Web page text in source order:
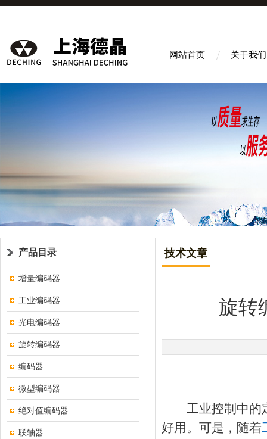
网站首页 关于我们
产品目录
增量编码器
工业编码器
光电编码器
旋转编码器
编码器
微型编码器
绝对值编码器
联轴器
技术文章
旋转
工业控制中的定
好用。可是，随着